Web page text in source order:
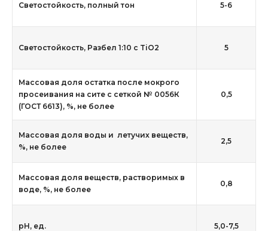
Светостойкость, полный тон 5-6
Светостойкость, Разбел 1:10 с TiO2 5
Массовая доля остатка после мокрого
просеивания на сите с сеткой № 0056К
(ГОСТ 6613), %, не более
0,5
Массовая доля воды и летучих веществ,
%, не более
2,5
Массовая доля веществ, растворимых в
воде, %, не более
0,8
рН, ед. 5,0-7,5